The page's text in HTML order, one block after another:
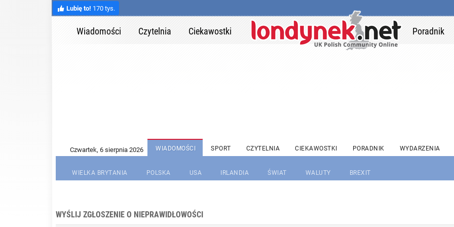
Lubię to! 170 tys.
Wiadomości Czytelnia Ciekawostki Poradnik
WIADOMOŚCI SPORT CZYTELNIA CIEKAWOSTKI PORADNIK WYDARZENIA
WIELKA BRYTANIA POLSKA USA IRLANDIA ŚWIAT WALUTY BREXIT
WYŚLIJ ZGŁOSZENIE O NIEPRAWIDŁOWOŚCI